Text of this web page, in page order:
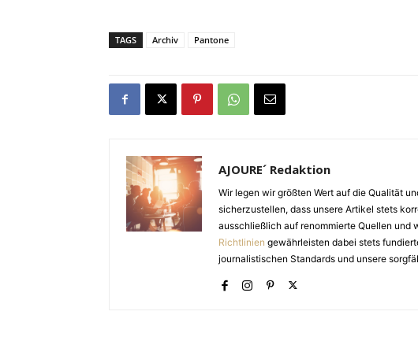
TAGS Archiv Pantone
AJOURE´ Redaktion
Wir legen wir größten Wert auf die Qualität
sicherzustellen, dass unsere Artikel stets
ausschließlich auf renommierte Quellen und
Richtlinien gewährleisten dabei stets
journalistischen Standards und unsere